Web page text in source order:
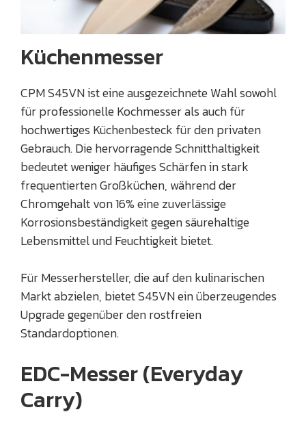
Küchenmesser
CPM S45VN ist eine ausgezeichnete Wahl sowohl
für professionelle Kochmesser als auch für
hochwertiges Küchenbesteck für den privaten
Gebrauch. Die hervorragende Schnitthaltigkeit
bedeutet weniger häufiges Schärfen in stark
frequentierten Großküchen, während der
Chromgehalt von 16% eine zuverlässige
Korrosionsbeständigkeit gegen säurehaltige
Lebensmittel und Feuchtigkeit bietet.
Für Messerhersteller, die auf den kulinarischen
Markt abzielen, bietet S45VN ein überzeugendes
Upgrade gegenüber den rostfreien
Standardoptionen.
EDC-Messer (Everyday
Carry)